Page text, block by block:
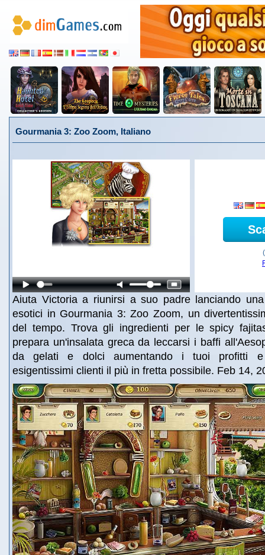
Gourmania 3: Zoo Zoom, Italiano
Aiuta Victoria a riunirsi a suo padre lanciando
esotici in Gourmania 3: Zoo Zoom, un
del tempo. Trova gli ingredienti per le spicy
prepara un'insalata greca da leccarsi i baffi
da gelati e dolci aumentando i tuoi profitti e
esigentissimi clienti il più in fretta possibile. Feb 14,